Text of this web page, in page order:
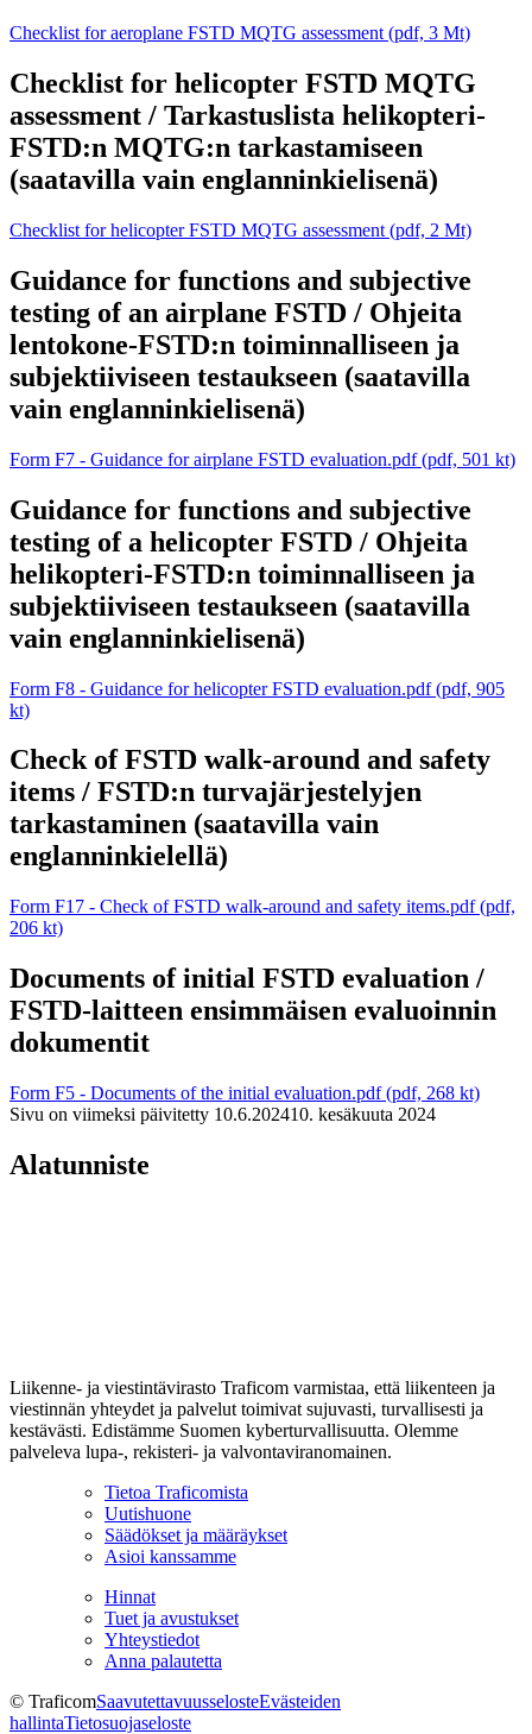
Checklist for aeroplane FSTD MQTG assessment (pdf, 3 Mt)
Checklist for helicopter FSTD MQTG
assessment / Tarkastuslista helikopteri-
FSTD:n MQTG:n tarkastamiseen
(saatavilla vain englanninkielisenä)
Checklist for helicopter FSTD MQTG assessment (pdf, 2 Mt)
Guidance for functions and subjective
testing of an airplane FSTD / Ohjeita
lentokone-FSTD:n toiminnalliseen ja
subjektiiviseen testaukseen (saatavilla
vain englanninkielisenä)
Form F7 - Guidance for airplane FSTD evaluation.pdf (pdf, 501 kt)
Guidance for functions and subjective
testing of a helicopter FSTD / Ohjeita
helikopteri-FSTD:n toiminnalliseen ja
subjektiiviseen testaukseen (saatavilla
vain englanninkielisenä)
Form F8 - Guidance for helicopter FSTD evaluation.pdf (pdf, 905
kt)
Check of FSTD walk-around and safety
items / FSTD:n turvajärjestelyjen
tarkastaminen (saatavilla vain
englanninkielellä)
Form F17 - Check of FSTD walk-around and safety items.pdf (pdf,
206 kt)
Documents of initial FSTD evaluation /
FSTD-laitteen ensimmäisen evaluoinnin
dokumentit
Form F5 - Documents of the initial evaluation.pdf (pdf, 268 kt)
Sivu on viimeksi päivitetty 10.6.202410. kesäkuuta 2024
Alatunniste
Liikenne- ja viestintävirasto Traficom varmistaa, että liikenteen ja
viestinnän yhteydet ja palvelut toimivat sujuvasti, turvallisesti ja
kestävästi. Edistämme Suomen kyberturvallisuutta. Olemme
palveleva lupa-, rekisteri- ja valvontaviranomainen.
Tietoa Traficomista
Uutishuone
Säädökset ja määräykset
Asioi kanssamme
Hinnat
Tuet ja avustukset
Yhteystiedot
Anna palautetta
© TraficomSaavutettavuusselosteEvästeiden
hallintaTietosuojaseloste